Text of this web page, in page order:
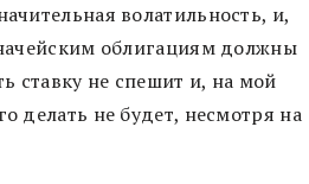
волатильность, и,
облигациям должны
ставку не спешит и, на мой
делать не будет, несмотря на